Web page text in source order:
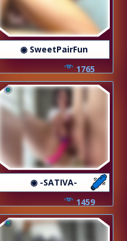
◉ SweetPairFun
1765
◉ -SATIVA-
1459